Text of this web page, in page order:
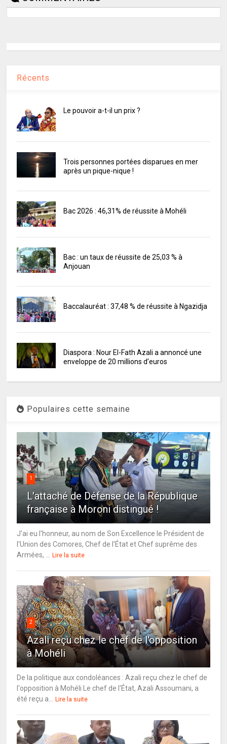
Récents
Le pouvoir a-t-il un prix ?
Trois personnes portées disparues en mer
après un pique-nique !
Bac 2026 : 46,31% de réussite à Mohéli
Bac : un taux de réussite de 25,03 % à
Anjouan
Baccalauréat : 37,48 % de réussite à Ngazidja
Diaspora : Nour El-Fath Azali a annoncé une
enveloppe de 20 millions d’euros
Populaires cette semaine
1
L'attaché de Défense de la République
française à Moroni distingué !
J'ai eu l'honneur, au nom de Son Excellence le Président de
l'Union des Comores, Chef de l'État et Chef suprême des
Armées, ... Lire la suite
2
Azali reçu chez le chef de l'opposition
à Mohéli
De la politique aux condoléances : Azali reçu chez le chef de
l'opposition à Mohéli Le chef de l'État, Azali Assoumani, a
été reçu a... Lire la suite